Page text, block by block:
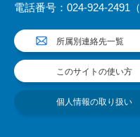
電話番号：024-924-2491（
所属別連絡先一覧
このサイトの使い方
個人情報の取り扱い